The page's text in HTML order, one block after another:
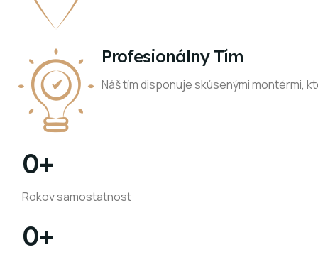
Profesionálny Tím
Náš tím disponuje skúsenými montérmi,
0+
Rokov samostatnost
0+